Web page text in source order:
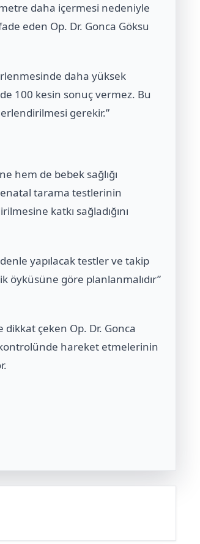
daha içermesi nedeniyle
eden Op. Dr. Gonca Göksu
daha yüksek
100 kesin sonuç vermez. Bu
gerekir.”
hem de bebek sağlığı
tarama testlerinin
katkı sağladığını
yapılacak testler ve takip
öyküsüne göre planlanmalıdır”
çeken Op. Dr. Gonca
hareket etmelerinin